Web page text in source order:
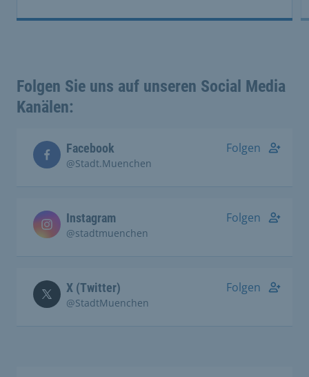
Folgen Sie uns auf unseren Social Media
Kanälen:
Facebook
@Stadt.Muenchen
Folgen
Instagram
@stadtmuenchen
Folgen
X (Twitter)
@StadtMuenchen
Folgen